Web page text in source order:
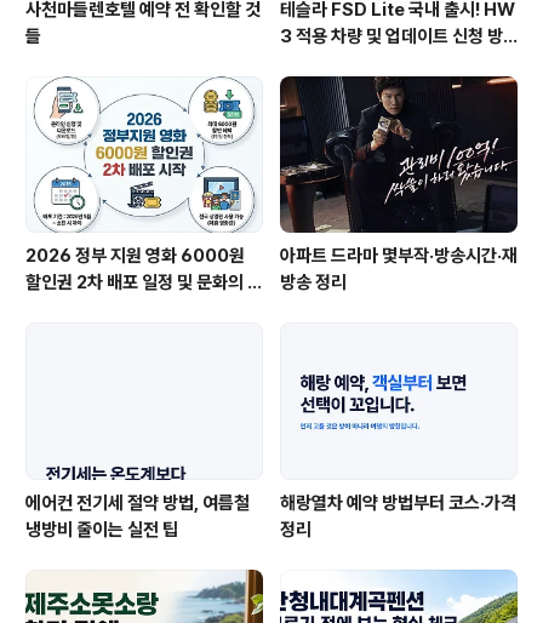
사천마들렌호텔 예약 전 확인할 것
들
테슬라 FSD Lite 국내 출시! HW
3 적용 차량 및 업데이트 신청 방
2026 정부 지원 영화 6000원
할인권 2차 배포 일정 및 문화의 날
아파트 드라마 몇부작·방송시간·재
방송 정리
에어컨 전기세 절약 방법, 여름철
냉방비 줄이는 실전 팁
해랑열차 예약 방법부터 코스·가격
정리